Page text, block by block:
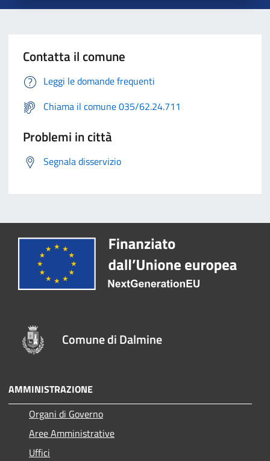
Contatta il comune
Leggi le domande frequenti
Chiama il comune 035/62.24.711
Problemi in città
Segnala disservizio
Comune di Dalmine
AMMINISTRAZIONE
Organi di Governo
Aree Amministrative
Uffici